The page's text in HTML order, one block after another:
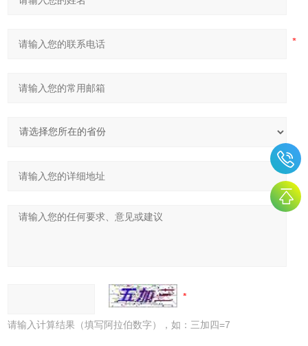
请输入计算结果（填写阿拉伯数字），如：三加四=7